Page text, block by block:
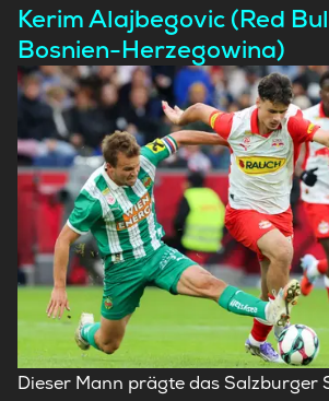
Kerim Alajbegovic (Red
Bosnien-Herzegowina)
Dieser Mann prägte das Salzburger